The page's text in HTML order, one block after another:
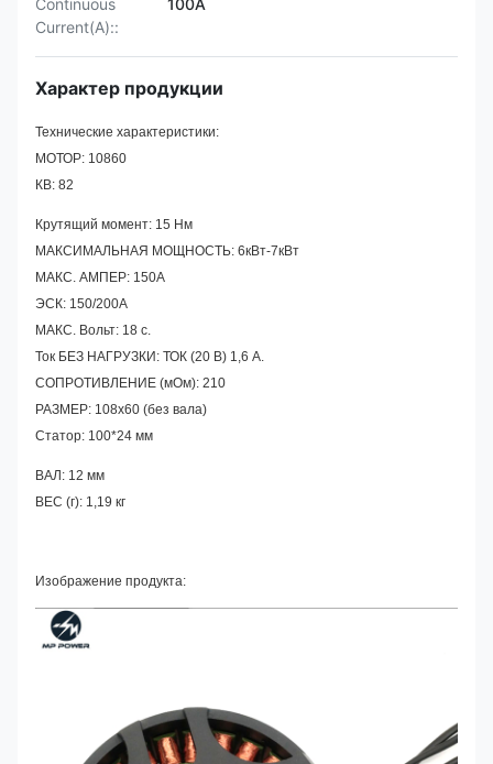
Continuous
Current(A)::
100А
Характер продукции
Технические характеристики:
МОТОР: 10860
КВ: 82
Крутящий момент: 15 Нм
МАКСИМАЛЬНАЯ МОЩНОСТЬ: 6кВт-7кВт
МАКС. АМПЕР: 150А
ЭСК: 150/200А
МАКС. Вольт: 18 с.
Ток БЕЗ НАГРУЗКИ: ТОК (20 В) 1,6 А.
СОПРОТИВЛЕНИЕ (мОм): 210
РАЗМЕР: 108x60 (без вала)
Статор: 100*24 мм
ВАЛ: 12 мм
ВЕС (г): 1,19 кг
Изображение продукта: